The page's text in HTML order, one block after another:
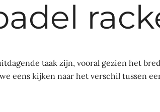
taak zijn, vooral gezien het
eens kijken naar het verschil tussen